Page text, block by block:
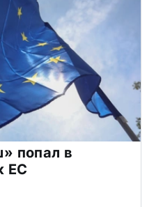
попал в
ЕС